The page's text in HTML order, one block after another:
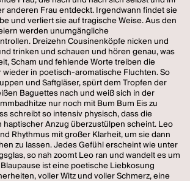
anderen Frau entdeckt. Irgendwann findet sie
und verliert sie auf tragische Weise. Aus den
werden unumgängliche
Dreizehn Cousinenköpfe nicken und
trinken und schauen und hören genau, was
Scham und fehlende Worte treiben die
in poetisch-aromatische Fluchten. So
und Saftgläser, spürt dem Tropfen der
Baguettes nach und weiß sich in der
nur noch mit Bum Bum Eis zu
schreibt so intensiv physisch, dass die
haptischer Anzug überzustülpen scheint. Leo
Rhythmus mit großer Klarheit, um sie dann
zu lassen. Jedes Gefühl erscheint wie unter
so nah zoomt Leo ran und wandelt es um
ist eine poetische Liebkosung
voller Witz und voller Schmerz, eine